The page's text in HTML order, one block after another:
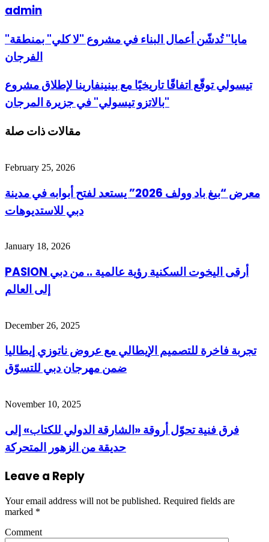
admin
"مايا" تُدشّن أعمال البناء في مشروع "لا كلي" بمنطقة
الفرجان
تيسولي توقّع اتفاقًا تاريخيًا مع بينينفارينا لإطلاق مشروع
"بالاتزو تيسولي" في جزيرة المرجان
مقالات ذات صلة
February 25, 2026
معرض “بيغ باد وولف 2026” يستعد لفتح أبوابه في مدينة
دبي للاستديوهات
January 18, 2026
PASION أرقى اليخوت السكنية رؤية عالمية .. من دبي
إلى العالم
December 26, 2025
تجربة فاخرة للتصميم الإيطالي مع عروض ناتوزي إيطاليا
ضمن مهرجان دبي للتسوّق
November 10, 2025
فرق فنية تحوّل أروقة «الشارقة الدولي للكتاب» إلى
حديقة من الزهور المتحركة
Leave a Reply
Your email address will not be published. Required fields are
marked *
Comment